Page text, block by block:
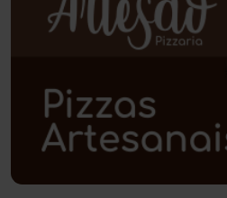
Poções
Polícia Civil
Polícia Militar
Política